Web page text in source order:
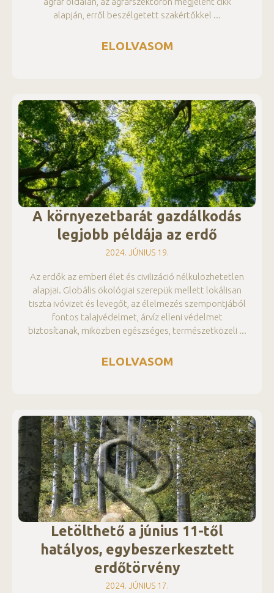
alapján, erről beszélgetett szakértőkkel
ELOLVASOM
A környezetbarát gazdálkodás
legjobb példája az erdő
2024. JÚNIUS 19.
Az erdők az emberi élet és civilizáció nélkülözhetetlen
alapjai. Globális ökológiai szerepük mellett lokálisan
tiszta ivóvizet és levegőt, az élelmezés szempontjából
fontos talajvédelmet, árvíz elleni védelmet
biztosítanak, miközben egészséges, természetközeli
ELOLVASOM
Letölthető a június 11-től
hatályos, egybeszerkesztett
erdőtörvény
2024. JÚNIUS 17.